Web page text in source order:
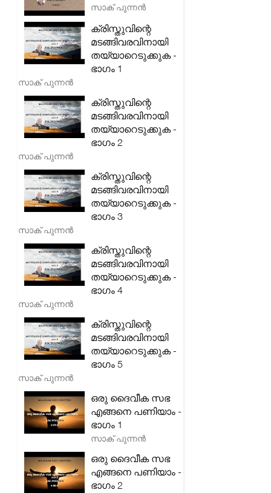
സാക് പുന്നൻ
ക്രിസ്തുവിന്റെ
മടങ്ങിവരവിനായി
തയ്യാറെടുക്കുക -
ഭാഗം 1
സാക് പുന്നൻ
ക്രിസ്തുവിന്റെ
മടങ്ങിവരവിനായി
തയ്യാറെടുക്കുക -
ഭാഗം 2
സാക് പുന്നൻ
ക്രിസ്തുവിന്റെ
മടങ്ങിവരവിനായി
തയ്യാറെടുക്കുക -
ഭാഗം 3
സാക് പുന്നൻ
ക്രിസ്തുവിന്റെ
മടങ്ങിവരവിനായി
തയ്യാറെടുക്കുക -
ഭാഗം 4
സാക് പുന്നൻ
ക്രിസ്തുവിന്റെ
മടങ്ങിവരവിനായി
തയ്യാറെടുക്കുക -
ഭാഗം 5
സാക് പുന്നൻ
ഒരു ദൈവീക സഭ
എങ്ങനെ പണിയാം -
ഭാഗം 1
സാക് പുന്നൻ
ഒരു ദൈവീക സഭ
എങ്ങനെ പണിയാം -
ഭാഗം 2